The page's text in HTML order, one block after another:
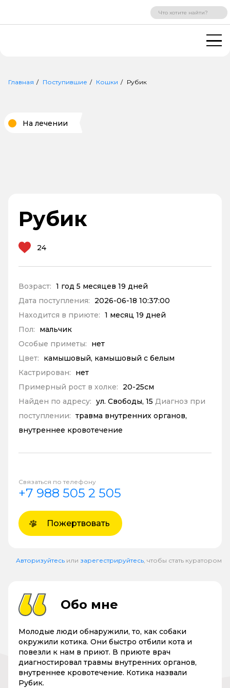
ВХОД РЕГИСТРАЦИЯ
Главная Поступившие Кошки Рубик
На лечении
Рубик
24
Возраст: 1 год 5 месяцев 19 дней
Дата поступления:
2026-06-18 10:37:00
Находится в приюте: 1 месяц 19 дней
Пол:
мальчик
Особые приметы:
нет
Цвет:
камышовый, камышовый с белым
Кастрирован:
нет
Примерный рост в холке:
20-25см
Найден по адресу: ул. Свободы, 15 Диагноз при
поступлении: травма внутренних органов,
внутреннее кровотечение
Связаться по телефону
+7 988 505 2 505
Пожертвовать
Авторизуйтесь или зарегестрируйтесь , чтобы стать куратором
Обо мне
Молодые люди обнаружили, то, как собаки
окружили котика. Они быстро отбили кота и
повезли к нам в приют. В приюте врач
диагностировал травмы внутренних органов,
внутреннее кровотечение. Котика назвали
Рубик.